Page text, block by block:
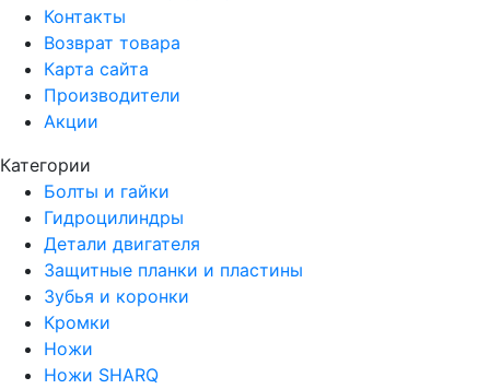
Контакты
Возврат товара
Карта сайта
Производители
Акции
Категории
Болты и гайки
Гидроцилиндры
Детали двигателя
Защитные планки и пластины
Зубья и коронки
Кромки
Ножи
Ножи SHARQ